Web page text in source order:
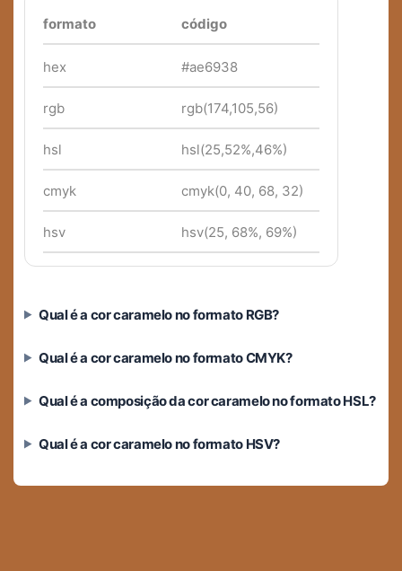
formato código
hex #ae6938
rgb rgb(174,105,56)
hsl hsl(25,52%,46%)
cmyk cmyk(0, 40, 68, 32)
hsv hsv(25, 68%, 69%)
Qual é a cor caramelo no formato RGB?
Qual é a cor caramelo no formato CMYK?
Qual é a composição da cor caramelo no formato HSL?
Qual é a cor caramelo no formato HSV?